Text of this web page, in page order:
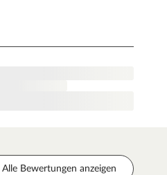
Alle Bewertungen anzeigen